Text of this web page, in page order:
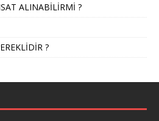
ALINABİLİRMİ ?
?